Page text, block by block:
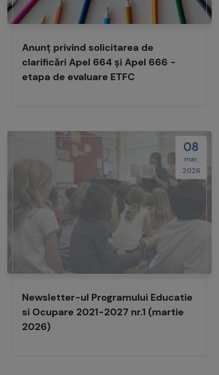
Anunț privind solicitarea de
clarificări Apel 664 și Apel 666 -
etapa de evaluare ETFC
08
mar,
2026
Newsletter-ul Programului Educatie
si Ocupare 2021-2027 nr.1 (martie
2026)